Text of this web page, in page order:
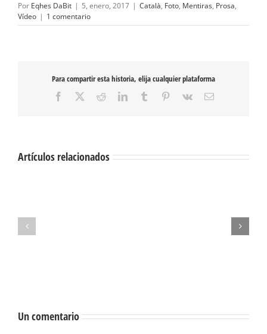
Por Eqhes DaBit | 5, enero, 2017 | Català, Foto, Mentiras, Prosa,
Vídeo | 1 comentario
Para compartir esta historia, elija cualquier plataforma
Facebook RedditLinkedInTumblr Pinterest
Vk
Correo
Artículos relacionados
Un comentario